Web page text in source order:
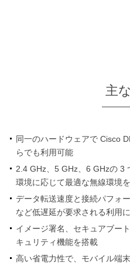
主
同一のハードウェアで Cisco
らでも利用可能
2.4 GHz、5 GHz、6 GHzの 3
環境に応じて最適な無線環境
データ転送速度と接続パフォ
など低遅延が要求される利用
イメージ署名、セキュアブー
キュリティ機能を搭載
高い省電力性で、モバイル端